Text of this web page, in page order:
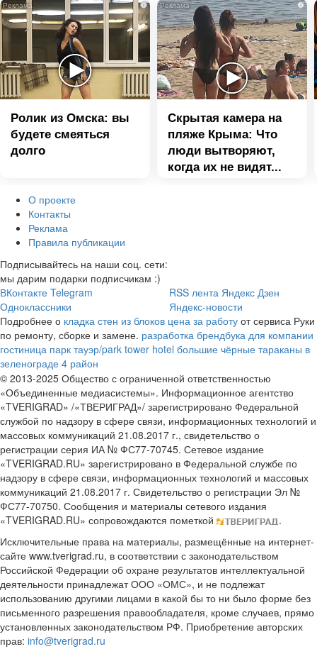
i
Ролик из Омска: вы
будете смеяться
долго
i
Скрытая камера на
пляже Крыма: Что
люди вытворяют,
когда их не видят...
О проекте
Контакты
Реклама
Правила публикации
Подписывайтесь на наши соц. сети:
мы дарим подарки подписчикам :)
ВКонтакте Telegram
Одноклассники
RSS лента Яндекс Дзен
Яндекс-новости
Подробнее о кладка стен из блоков цена за работу от сервиса Руки
по ремонту, сборке и замене. разработка брендбука для компании
гостиница парк тауэр/park tower hotel большие чёрные тараканы в
зеленограде 4 район
© 2013-2025 Общество с ограниченной ответственностью
«Объединенные медиасистемы». Информационное агентство
«TVERIGRAD» /«ТВЕРИГРАД»/ зарегистрировано Федеральной
службой по надзору в сфере связи, информационных технологий и
массовых коммуникаций 21.08.2017 г., свидетельство о
регистрации серия ИА № ФС77-70745. Сетевое издание
«TVERIGRAD.RU» зарегистрировано в Федеральной службе по
надзору в сфере связи, информационных технологий и массовых
коммуникаций 21.08.2017 г. Свидетельство о регистрации Эл №
ФС77-70750. Сообщения и материалы сетевого издания
«TVERIGRAD.RU» сопровождаются пометкой
.
Исключительные права на материалы, размещённые на интернет-
сайте www.tverigrad.ru, в соответствии с законодательством
Российской Федерации об охране результатов интеллектуальной
деятельности принадлежат ООО «ОМС», и не подлежат
использованию другими лицами в какой бы то ни было форме без
письменного разрешения правообладателя, кроме случаев, прямо
установленных законодательством РФ. Приобретение авторских
прав: info@tverigrad.ru